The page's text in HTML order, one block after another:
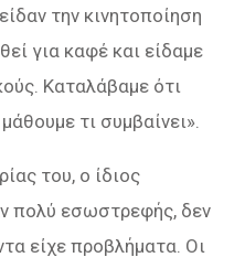
την κινητοποίηση
για καφέ και είδαμε
Καταλάβαμε ότι
τι συμβαίνει».
του, ο ίδιος
πολύ εσωστρεφής, δεν
είχε προβλήματα. Οι